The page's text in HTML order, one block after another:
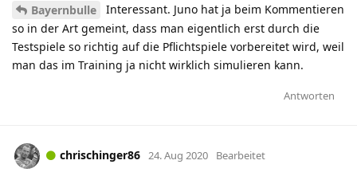
Bayernbulle
Interessant. Juno hat ja beim Kommentieren
so in der Art gemeint, dass man eigentlich erst durch die
Testspiele so richtig auf die Pflichtspiele vorbereitet wird, weil
man das im Training ja nicht wirklich simulieren kann.
Antworten
chrischinger86 24. Aug 2020 Bearbeitet